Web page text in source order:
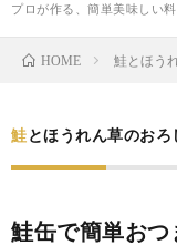
プロが作る、簡単美味しい
HOME 鮭とほう
鮭とほうれん草のお
鮭缶で簡単お